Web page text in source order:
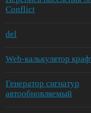
Conflict
del
Web-калькулятор
Генератор сигнатур
автообновляемый